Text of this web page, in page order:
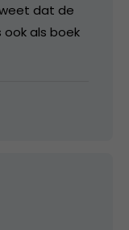
dat de
als boek